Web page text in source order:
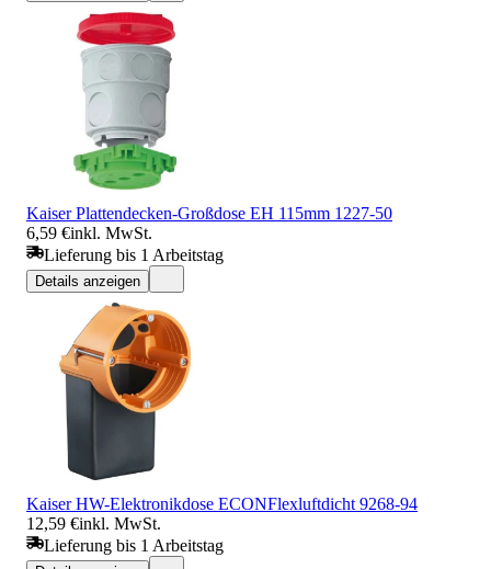
Kaiser Plattendecken-Großdose EH 115mm 1227-50
6,59 €inkl. MwSt.
Lieferung bis 1 Arbeitstag
Details anzeigen
Kaiser HW-Elektronikdose ECONFlexluftdicht 9268-94
12,59 €inkl. MwSt.
Lieferung bis 1 Arbeitstag